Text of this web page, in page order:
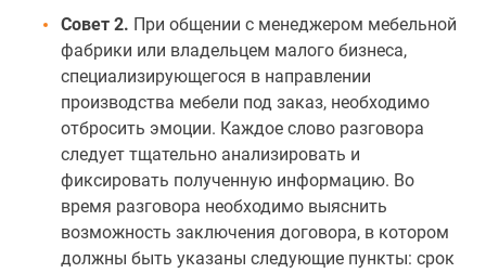
Совет 2. При общении с менеджером мебельной
фабрики или владельцем малого бизнеса,
специализирующегося в направлении
производства мебели под заказ, необходимо
отбросить эмоции. Каждое слово разговора
следует тщательно анализировать и
фиксировать полученную информацию. Во
время разговора необходимо выяснить
возможность заключения договора, в котором
должны быть указаны следующие пункты: срок